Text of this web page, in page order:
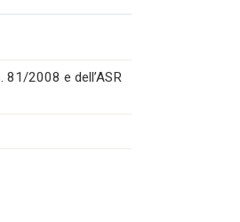
2008 e dell’ASR